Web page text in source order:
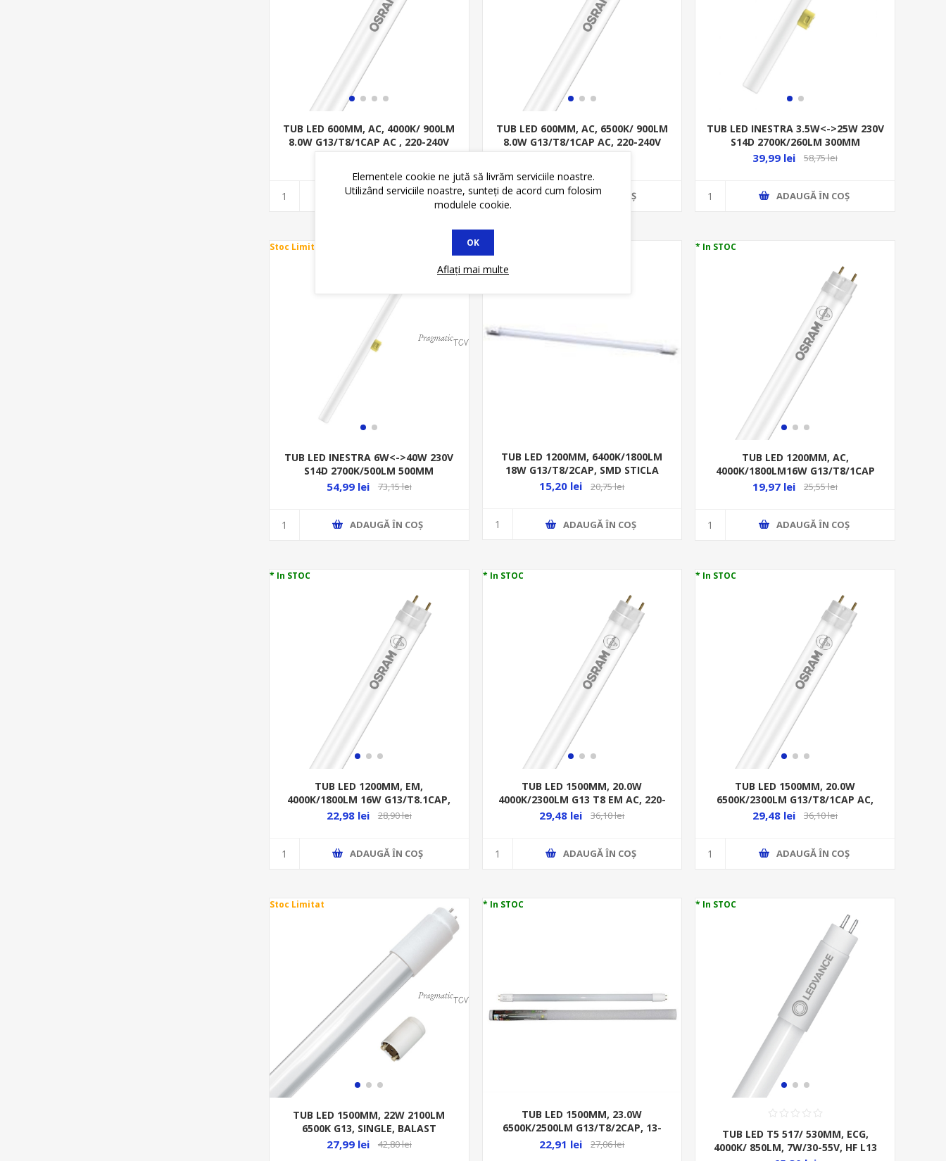
TUB LED 600MM, AC, 4000K/ 900LM
8.0W G13/T8/1CAP AC , 220-240V
ADAUGĂ ȊN COŞ
TUB LED 600MM, AC, 6500K/ 900LM
8.0W G13/T8/1CAP AC, 220-240V
ADAUGĂ ȊN COŞ
TUB LED INESTRA 3.5W<->25W 230V
S14D 2700K/260LM 300MM
4058075817753
39,99 lei 58,75 lei
ADAUGĂ ȊN COŞ
Stoc Limitat
TUB LED INESTRA 6W<->40W 230V
S14D 2700K/500LM 500MM
4058075817791
54,99 lei 73,15 lei
ADAUGĂ ȊN COŞ
TUB LED 1200MM, 6400K/1800LM
18W G13/T8/2CAP, SMD STICLA
RITONI
15,20 lei 20,75 lei
ADAUGĂ ȊN COŞ
* In STOC
TUB LED 1200MM, AC,
4000K/1800LM16W G13/T8/1CAP
AC, 220-240V ST8E-1.2M
19,97 lei 25,55 lei
ADAUGĂ ȊN COŞ
* In STOC
TUB LED 1200MM, EM,
4000K/1800LM 16W G13/T8.1CAP,
220-240V EM ST8E-1.2M
22,98 lei 28,90 lei
ADAUGĂ ȊN COŞ
* In STOC
TUB LED 1500MM, 20.0W
4000K/2300LM G13 T8 EM AC, 220-
240V ST8E-1.5M
29,48 lei 36,10 lei
ADAUGĂ ȊN COŞ
* In STOC
TUB LED 1500MM, 20.0W
6500K/2300LM G13/T8/1CAP AC,
220-240V ST8E-1.5M
29,48 lei 36,10 lei
ADAUGĂ ȊN COŞ
Stoc Limitat
TUB LED 1500MM, 22W 2100LM
6500K G13, SINGLE, BALAST
ELECTRO MAGNETIC, ML400113
27,99 lei 42,80 lei
* In STOC
TUB LED 1500MM, 23.0W
6500K/2500LM G13/T8/2CAP, 13-
0230
22,91 lei 27,06 lei
* In STOC
TUB LED T5 517/ 530MM, ECG,
4000K/ 850LM, 7W/30-55V, HF L13
Elementele cookie ne jută să livrăm serviciile noastre.
Utilizând serviciile noastre, sunteți de acord cum folosim
modulele cookie.
OK
Aflați mai multe